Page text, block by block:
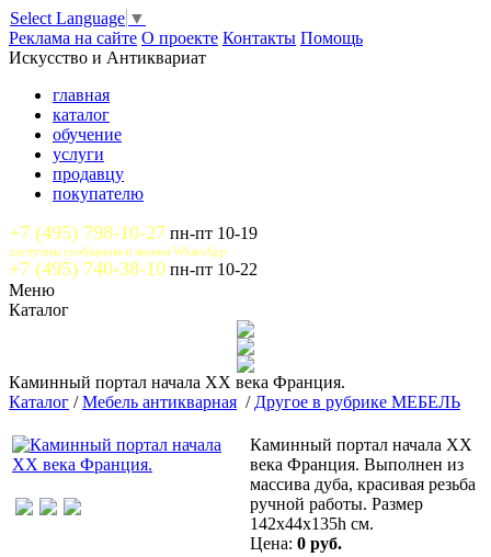
Select Language ▼
Реклама на сайте О проекте Контакты Помощь
Искусство и Антиквариат
главная
каталог
обучение
услуги
продавцу
покупателю
+7 (495) 798-10-27 пн-пт 10-19
доступны сообщения и звонки WhatsApp
+7 (495) 740-38-10 пн-пт 10-22
Меню
Каталог
Каминный портал начала XX века Франция.
Каталог /Мебель антикварная / Другое в рубрике МЕБЕЛЬ
Каминный портал начала XX
века Франция. Выполнен из
массива дуба, красивая резьба
ручной работы. Размер
142х44х135h см.
Цена: 0 руб.